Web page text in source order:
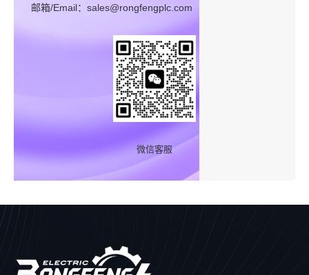
邮箱/Email：sales@rongfengplc.com
微信客服